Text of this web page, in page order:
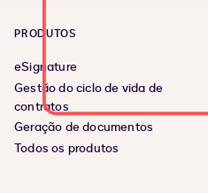
PRODUTOS
eSignature
Gestão do ciclo de vida de
contratos
Geração de documentos
Todos os produtos